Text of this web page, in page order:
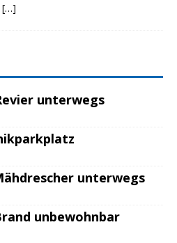
[…]
unterwegs
unterwegs
unbewohnbar